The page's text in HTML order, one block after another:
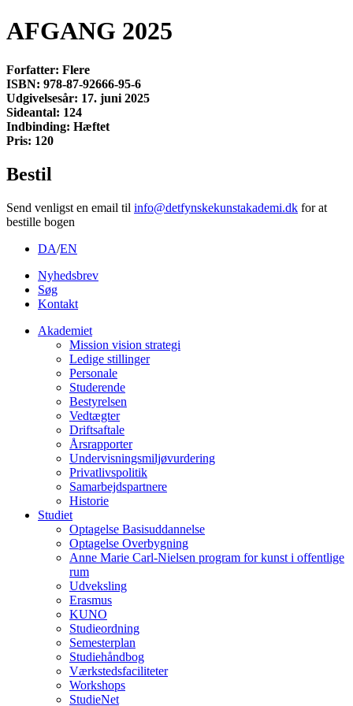
AFGANG 2025
Forfatter: Flere
ISBN: 978-87-92666-95-6
Udgivelsesår: 17. juni 2025
Sideantal: 124
Indbinding: Hæftet
Pris: 120
Bestil
Send venligst en email til info@detfynskekunstakademi.dk for at
bestille bogen
DA/EN
Nyhedsbrev
Søg
Kontakt
Akademiet
Mission vision strategi
Ledige stillinger
Personale
Studerende
Bestyrelsen
Vedtægter
Driftsaftale
Årsrapporter
Undervisningsmiljøvurdering
Privatlivspolitik
Samarbejdspartnere
Historie
Studiet
Optagelse Basisuddannelse
Optagelse Overbygning
Anne Marie Carl-Nielsen program for kunst i offentlige
rum
Udveksling
Erasmus
KUNO
Studieordning
Semesterplan
Studiehåndbog
Værkstedsfaciliteter
Workshops
StudieNet